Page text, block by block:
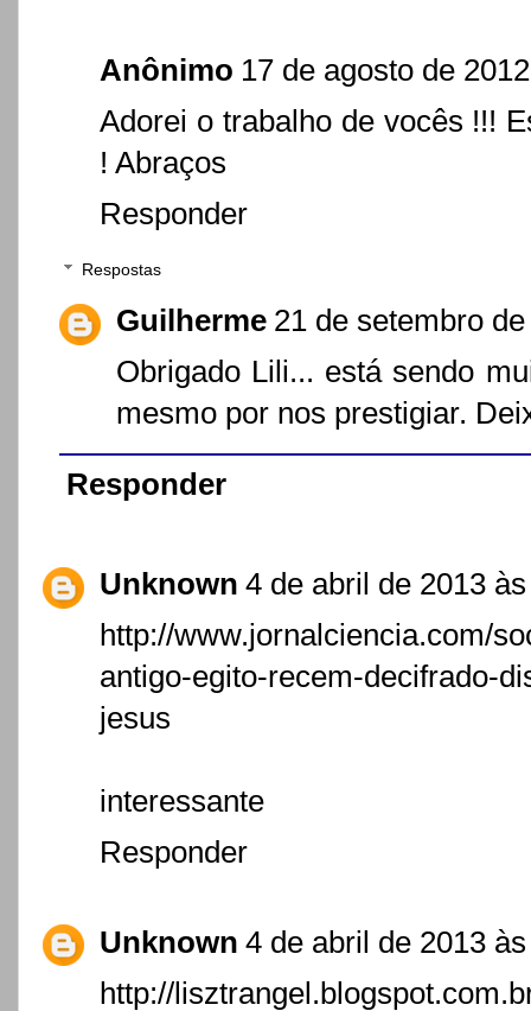
Anônimo 17 de agosto de
Adorei o trabalho de vocês !!!
! Abraços
Responder
Respostas
Guilherme 21 de setembro
Obrigado Lili... está sendo
mesmo por nos prestigiar.
Responder
Unknown 4 de abril de 2013
http://www.jornalciencia.com/
antigo-egito-recem-decifrado-
jesus
interessante
Responder
Unknown 4 de abril de 2013
http://